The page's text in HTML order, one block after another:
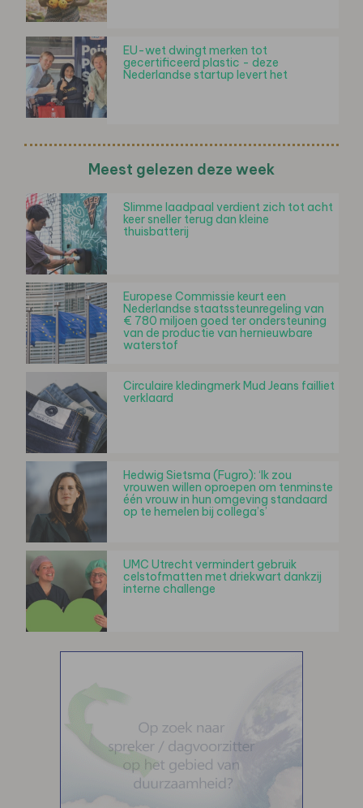
EU-wet dwingt merken tot
gecertificeerd plastic - deze
Nederlandse startup levert het
Meest gelezen deze week
Slimme laadpaal verdient zich tot acht
keer sneller terug dan kleine
thuisbatterij
Europese Commissie keurt een
Nederlandse staatssteunregeling van
€ 780 miljoen goed ter ondersteuning
van de productie van hernieuwbare
waterstof
Circulaire kledingmerk Mud Jeans failliet
verklaard
Hedwig Sietsma (Fugro): ‘Ik zou
vrouwen willen oproepen om tenminste
één vrouw in hun omgeving standaard
op te hemelen bij collega’s’
UMC Utrecht vermindert gebruik
celstofmatten met driekwart dankzij
interne challenge